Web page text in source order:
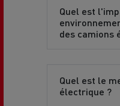
Quel est
des camions
Quel est le
électrique ?